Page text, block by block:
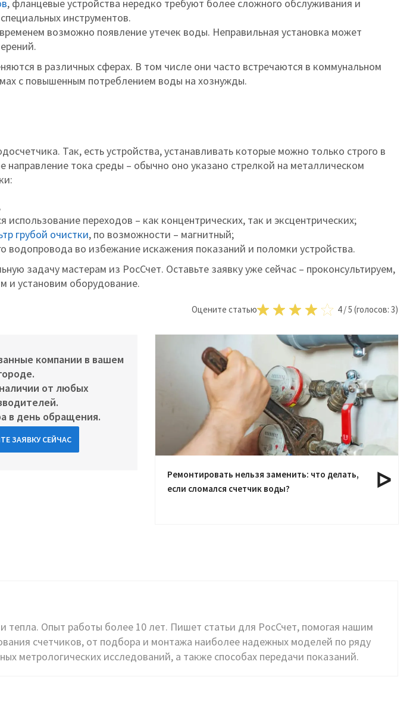
, фланцевые устройства нередко требуют более сложного обслуживания и
инструментов.
возможно появление утечек воды. Неправильная установка может
в различных сферах. В том числе они часто встречаются в коммунальном
с повышенным потреблением воды на хознужды.
Так, есть устройства, устанавливать которые можно только строго в
тока среды – обычно оно указано стрелкой на металлическом
переходов – как концентрических, так и эксцентрических;
грубой очистки, по возможности – магнитный;
водопровода во избежание искажения показаний и поломки устройства.
задачу мастерам из РосСчет. Оставьте заявку уже сейчас – проконсультируем,
и установим оборудование.
Оцените статью 4/5 (голосов: 3)
компании в вашем
от любых
в день обращения.
ЗАЯВКУ СЕЙЧАС
Ремонтировать нельзя заменить: что делать,
если сломался счетчик воды?
тепла. Опыт работы более 10 лет. Пишет статьи для РосСчет, помогая нашим
счетчиков, от подбора и монтажа наиболее надежных моделей по ряду
метрологических исследований, а также способах передачи показаний.